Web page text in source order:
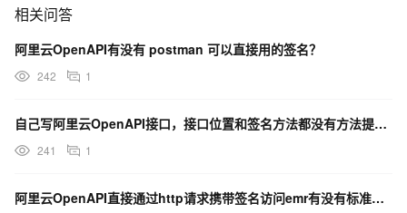
相关问答
阿里云OpenAPI有没有 postman 可以直接用的签名？
242 1
自己写阿里云OpenAPI接口，接口位置和签名方法都没有方法提供，怎么解决？
241 1
阿里云OpenAPI直接通过http请求携带签名访问emr有没有标准格式？